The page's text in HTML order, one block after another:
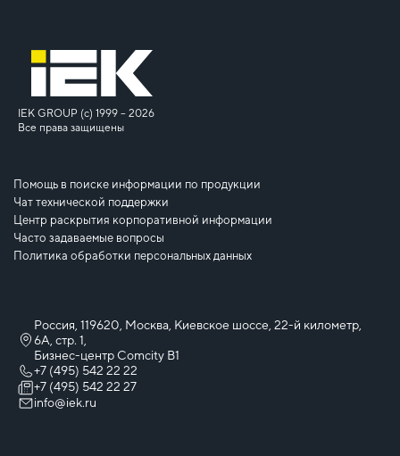
IEK GROUP (c) 1999 – 2026
Все права защищены
Помощь в поиске информации по продукции
Чат технической поддержки
Центр раскрытия корпоративной информации
Часто задаваемые вопросы
Политика обработки персональных данных
Россия, 119620, Москва, Киевское шоссе, 22-й километр,
6А, стр. 1,
Бизнес-центр Comcity B1
+7 (495) 542 22 22
+7 (495) 542 22 27
info@iek.ru